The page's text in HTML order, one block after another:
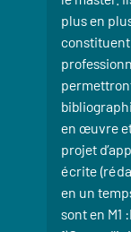
plus en
en œuvre
projet
écrite
en un
sont en M1